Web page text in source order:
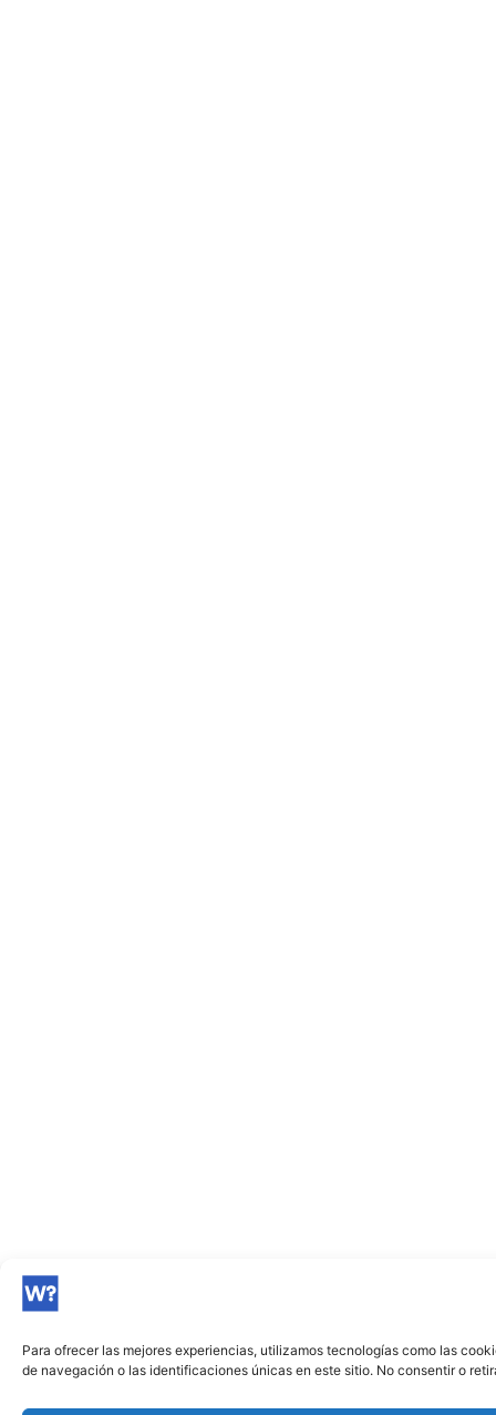
Para ofrecer las mejores experiencias, utilizamos tecnologías como las
de navegación o las identificaciones únicas en este sitio. No consentir o